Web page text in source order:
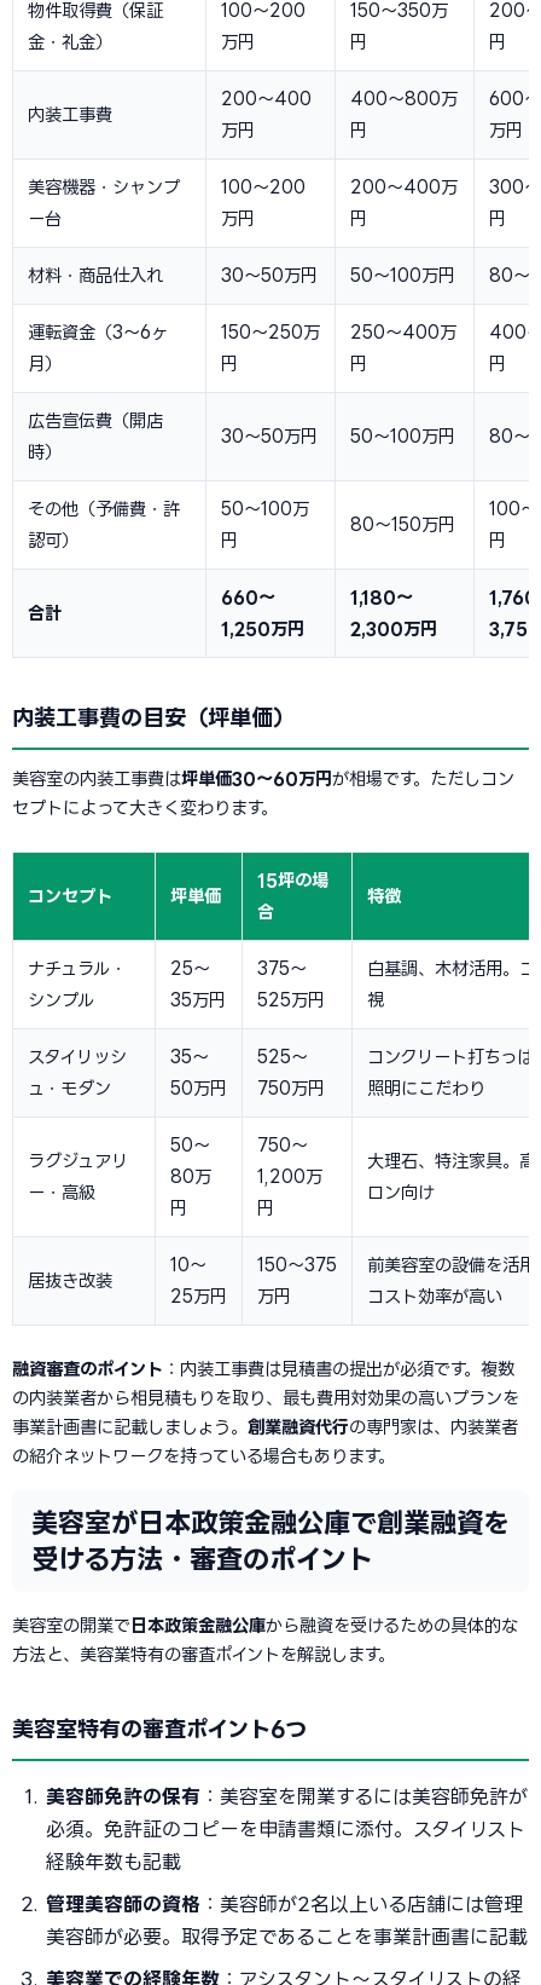
物件取得費（保証
金・礼金）
100〜200
万円
150〜350万
円
200
円
内装工事費
200〜400
万円
400〜800万
円
600
万円
美容機器・シャンプ
ー台
100〜200
万円
200〜400万
円
300
円
材料・商品仕入れ 30〜50万円 50〜100万円 80〜
運転資金（3〜6ヶ
月）
150〜250万
円
250〜400万
円
400
円
広告宣伝費（開店
時）
30〜50万円 50〜100万円 80〜
その他（予備費・許
認可）
50〜100万
円
80〜150万円
100
円
合計
660〜
1,250万円
1,180〜
2,300万円
1,760
3,750
内装工事費の目安（坪単価）
美容室の内装工事費は坪単価30〜60万円 が相場です。ただしコン
セプトによって大きく変わります。
コンセプト 坪単価
15坪の場
合
特徴
ナチュラル・
シンプル
25〜
35万円
375〜
525万円
白基調、木材活用。コ
視
スタイリッシ
ュ・モダン
35〜
50万円
525〜
750万円
コンクリート打ちっぱ
照明にこだわり
ラグジュアリ
ー・高級
50〜
80万
円
750〜
1,200万
円
大理石、特注家具。高
ロン向け
居抜き改装
10〜
25万円
150〜375
万円
前美容室の設備を活用
コスト効率が高い
融資審査のポイント ：内装工事費は見積書の提出が必須です。複数
の内装業者から相見積もりを取り、最も費用対効果の高いプランを
事業計画書に記載しましょう。 創業融資代行の専門家は、内装業者
の紹介ネットワークを持っている場合もあります。
美容室が日本政策金融公庫で創業融資を
受ける方法・審査のポイント
美容室の開業で 日本政策金融公庫から融資を受けるための具体的な
方法と、美容業特有の審査ポイントを解説します。
美容室特有の審査ポイント6つ
美容師免許の保有 ：美容室を開業するには美容師免許が
必須。免許証のコピーを申請書類に添付。スタイリスト
経験年数も記載
管理美容師の資格 ：美容師が2名以上いる店舗には管理
美容師が必要。取得予定であることを事業計画書に記載
美容業での経験年数 ：アシスタント〜スタイリストの経